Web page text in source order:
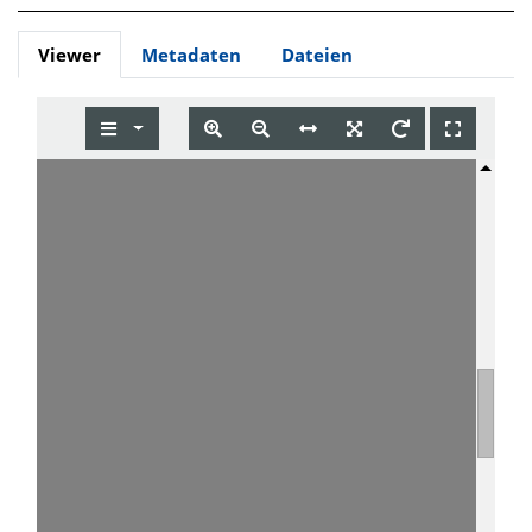
Viewer Metadaten Dateien